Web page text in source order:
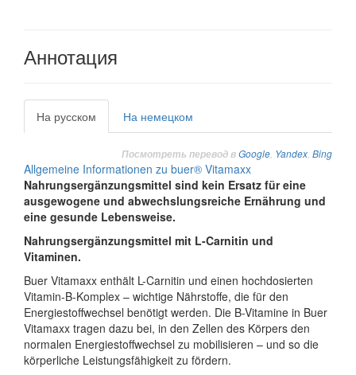
Аннотация
На русском На немецком
Посмотреть перевод вGoogle Yandex Bing
Allgemeine Informationen zu buer® Vitamaxx
Nahrungsergänzungsmittel sind kein Ersatz für eine
ausgewogene und abwechslungsreiche Ernährung und
eine gesunde Lebensweise.
Nahrungsergänzungsmittel mit L-Carnitin und
Vitaminen.
Buer Vitamaxx enthält L-Carnitin und einen hochdosierten
Vitamin-B-Komplex – wichtige Nährstoffe, die für den
Energiestoffwechsel benötigt werden. Die B-Vitamine in Buer
Vitamaxx tragen dazu bei, in den Zellen des Körpers den
normalen Energiestoffwechsel zu mobilisieren – und so die
körperliche Leistungsfähigkeit zu fördern.